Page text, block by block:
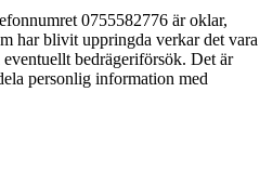
0755582776 är oklar,
har blivit uppringda verkar det vara
bedrägeriförsök. Det är
personlig information med